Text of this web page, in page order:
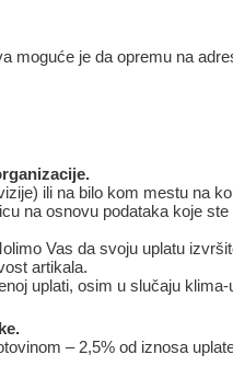
moguće je da opremu na
ili na bilo kom mestu na
na osnovu podataka koje ste
Vas da svoju uplatu
artikala.
uplati, osim u slučaju
– 2,5% od iznosa